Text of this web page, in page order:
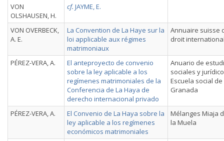
VON
OLSHAUSEN, H.
cf. JAYME, E.
VON OVERBECK,
A. E.
La Convention de La Haye sur la
loi applicable aux régimes
matrimoniaux
Annuaire suisse
droit
PÉREZ-VERA, A.
El anteproyecto de convenio
sobre la ley aplicable a los
regímenes matrimoniales de la
Conferencia de La Haya de
derecho internacional privado
Anuario de
sociales y
Escuela social de
Granada
PÉREZ-VERA, A.
El Convenio de La Haya sobre la
ley aplicable a los regímenes
económicos matrimoniales
Mélanges Miaja
la Muela